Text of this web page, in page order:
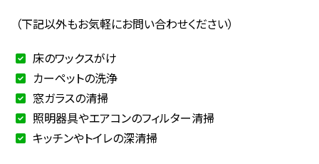
（下記以外もお気軽にお問い合わせください）
床のワックスがけ
カーペットの洗浄
窓ガラスの清掃
照明器具やエアコンのフィルター清掃
キッチンやトイレの深清掃